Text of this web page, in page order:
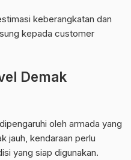
keberangkatan dan
kepada customer
Demak
oleh armada yang
jauh, kendaraan perlu
yang siap digunakan.